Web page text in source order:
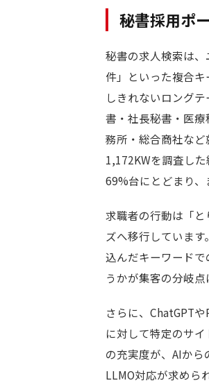
秘書採用ポ
秘書の求人検索は
件」といった複合
しきれないロング
書・社長秘書・医
務所・総合商社な
1,172KWを調査し
69%台にとどまり、
求職者の行動は「
ズへ移行していま
込んだキーワード
うかが集客の分岐点
さらに、ChatGPT
に対して特定のサ
の充実度が、AIから
LLMO対応が求めら